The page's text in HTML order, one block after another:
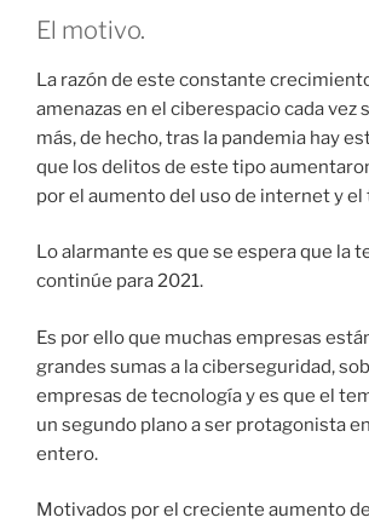
El motivo.
La razón de este constante
amenazas en el ciberespacio cada vez
más, de hecho, tras la pandemia hay
que los delitos de este tipo
por el aumento del uso de internet y
Lo alarmante es que se espera que la
continúe para 2021.
Es por ello que muchas empresas
grandes sumas a la ciberseguridad,
empresas de tecnología y es que el
un segundo plano a ser protagonista
entero.
Motivados por el creciente aumento